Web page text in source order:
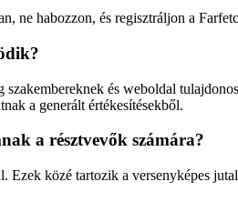
ne habozzon, és regisztráljon a
és weboldal
a generált értékesítésekből.
a résztvevők számára?
közé tartozik a versenyképes